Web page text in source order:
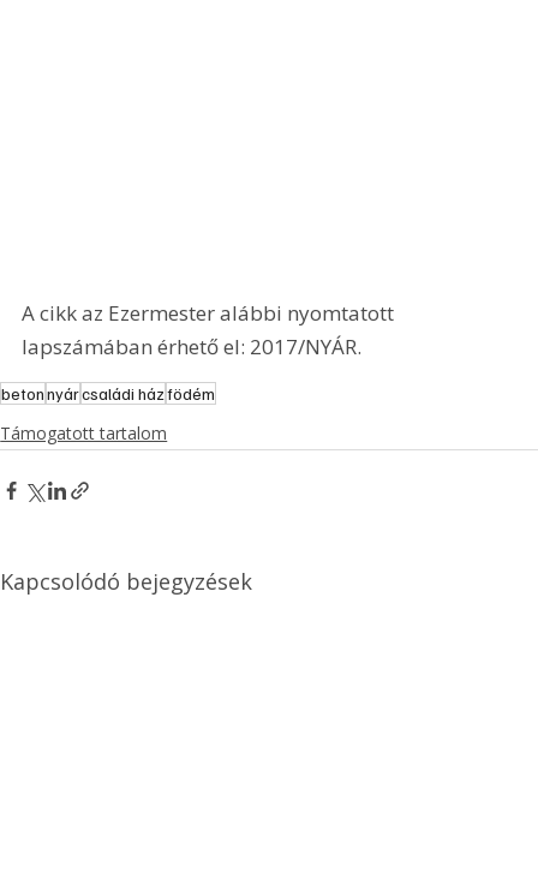
A cikk az Ezermester alábbi nyomtatott
lapszámában érhető el: 2017/NYÁR.
betonnyárcsaládi házfödém
Támogatott tartalom
Kapcsolódó bejegyzések